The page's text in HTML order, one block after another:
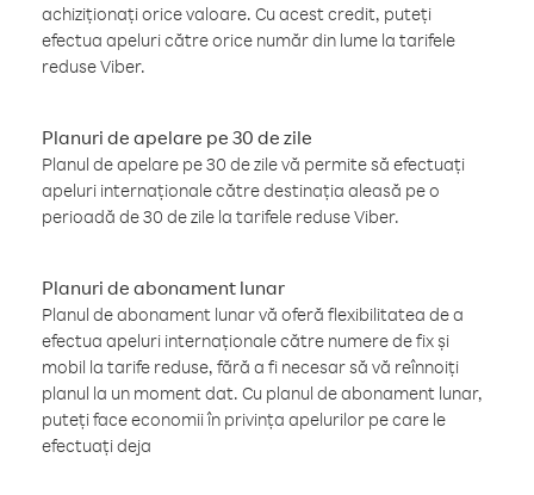
achiziționați orice valoare. Cu acest credit, puteți
efectua apeluri către orice număr din lume la tarifele
reduse Viber.
Planuri de apelare pe 30 de zile
Planul de apelare pe 30 de zile vă permite să efectuați
apeluri internaționale către destinația aleasă pe o
perioadă de 30 de zile la tarifele reduse Viber.
Planuri de abonament lunar
Planul de abonament lunar vă oferă flexibilitatea de a
efectua apeluri internaționale către numere de fix și
mobil la tarife reduse, fără a fi necesar să vă reînnoiți
planul la un moment dat. Cu planul de abonament lunar,
puteți face economii în privința apelurilor pe care le
efectuați deja